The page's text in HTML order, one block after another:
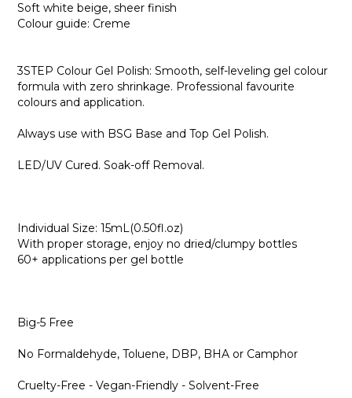
Soft white beige, sheer finish
Colour guide: Creme
3STEP Colour Gel Polish: Smooth, self-leveling gel colour
formula with zero shrinkage. Professional favourite
colours and application.
Always use with BSG Base and Top Gel Polish.
LED/UV Cured. Soak-off Removal.
Individual Size: 15mL(0.50fl.oz)
With proper storage, enjoy no dried/clumpy bottles
60+ applications per gel bottle
Big-5 Free
No Formaldehyde, Toluene, DBP, BHA or Camphor
Cruelty-Free - Vegan-Friendly - Solvent-Free